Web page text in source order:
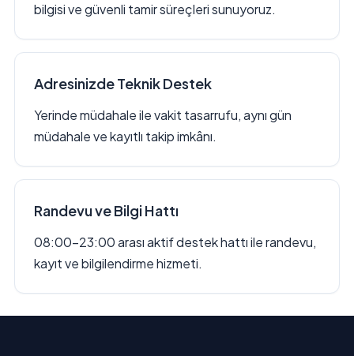
bilgisi ve güvenli tamir süreçleri sunuyoruz.
Adresinizde Teknik Destek
Yerinde müdahale ile vakit tasarrufu, aynı gün
müdahale ve kayıtlı takip imkânı.
Randevu ve Bilgi Hattı
08:00–23:00 arası aktif destek hattı ile randevu,
kayıt ve bilgilendirme hizmeti.